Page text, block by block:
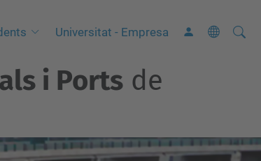
Universitat - Empresa Cerca
C
v
i Portsde